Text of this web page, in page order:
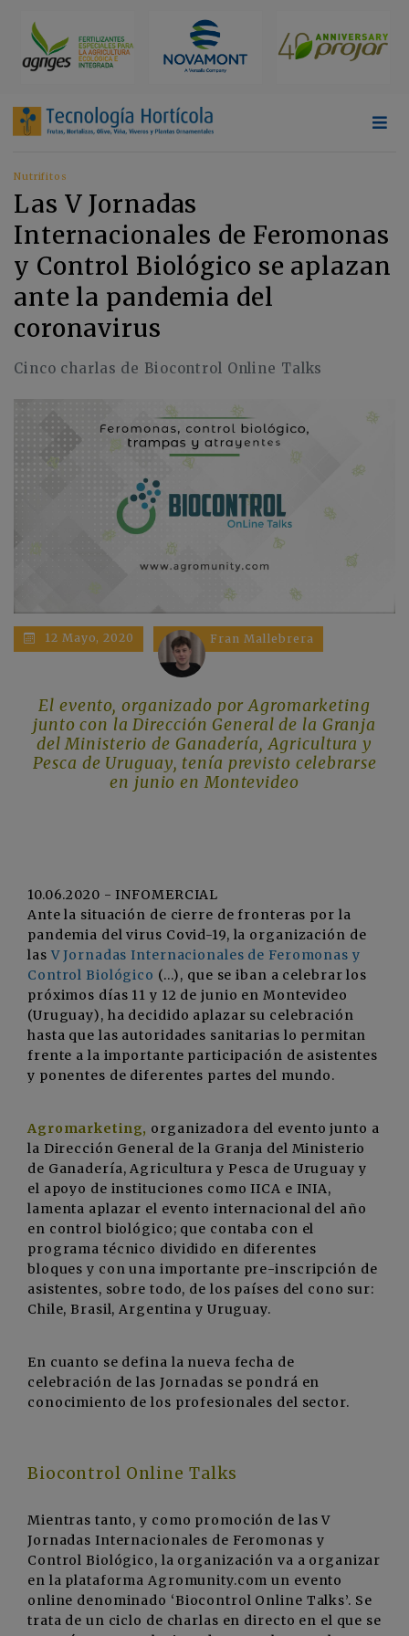
Nutrifitos
Las V Jornadas
Internacionales de Feromonas
y Control Biológico se aplazan
ante la pandemia del
coronavirus
Cinco charlas de Biocontrol Online Talks
12 Mayo, 2020 Fran Mallebrera
El evento, organizado por Agromarketing
junto con la Dirección General de la Granja
del Ministerio de Ganadería, Agricultura y
Pesca de Uruguay, tenía previsto celebrarse
en junio en Montevideo
10.06.2020 - INFOMERCIAL
Ante la situación de cierre de fronteras por la
pandemia del virus Covid-19, la organización de
las V Jornadas Internacionales de Feromonas y
Control Biológico (...), que se iban a celebrar los
próximos días 11 y 12 de junio en Montevideo
(Uruguay), ha decidido aplazar su celebración
hasta que las autoridades sanitarias lo permitan
frente a la importante participación de asistentes
y ponentes de diferentes partes del mundo.
Agromarketing, organizadora del evento junto a
la Dirección General de la Granja del Ministerio
de Ganadería, Agricultura y Pesca de Uruguay y
el apoyo de instituciones como IICA e INIA,
lamenta aplazar el evento internacional del año
en control biológico; que contaba con el
programa técnico dividido en diferentes
bloques y con una importante pre-inscripción de
asistentes, sobre todo, de los países del cono sur:
Chile, Brasil, Argentina y Uruguay.
En cuanto se defina la nueva fecha de
celebración de las Jornadas se pondrá en
conocimiento de los profesionales del sector.
Biocontrol Online Talks
Mientras tanto, y como promoción de las V
Jornadas Internacionales de Feromonas y
Control Biológico, la organización va a organizar
en la plataforma Agromunity.com un evento
online denominado ‘Biocontrol Online Talks’. Se
trata de un ciclo de charlas en directo en el que se